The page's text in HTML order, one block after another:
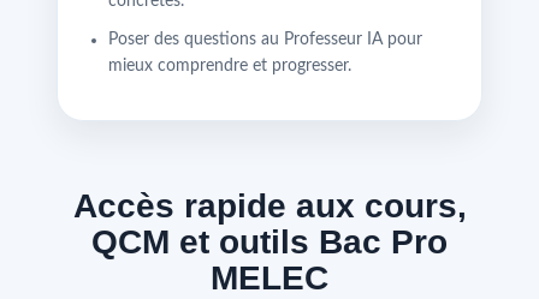
Poser des questions au Professeur IA pour
mieux comprendre et progresser.
Accès rapide aux cours,
QCM et outils Bac Pro
MELEC